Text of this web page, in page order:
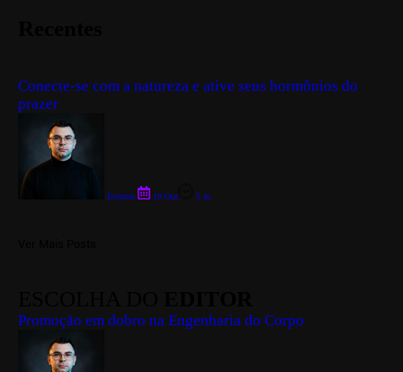
Conecte-se com a natureza e ative seus hormônios do
prazer
Everton 10 Out 5 m
Promoção em dobro na Engenharia do Corpo